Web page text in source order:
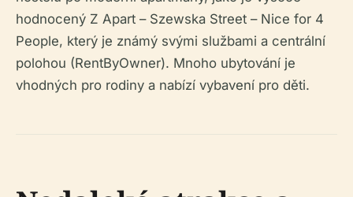
hodnocený Z Apart – Szewska Street – Nice for 4
People, který je známý svými službami a centrální
polohou (RentByOwner). Mnoho ubytování je
vhodných pro rodiny a nabízí vybavení pro děti.